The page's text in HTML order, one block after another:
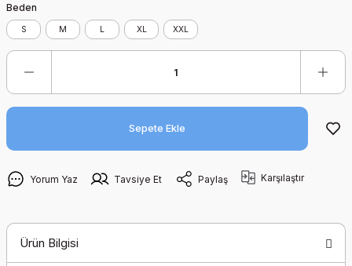
Beden
S M L XL XXL
Sepete Ekle
Yorum Yaz Tavsiye Et Paylaş Karşılaştır
Ürün Bilgisi